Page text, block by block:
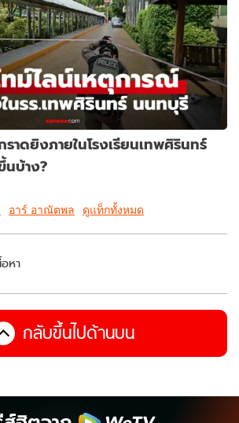
ราดยิงภายในโรงเรียนเทพศิรินทร์
นบ้าง?
อาร์ อาณัตพล ดูแท็กทั้งหมด
หา
กลับขึ้นไปด้านบน